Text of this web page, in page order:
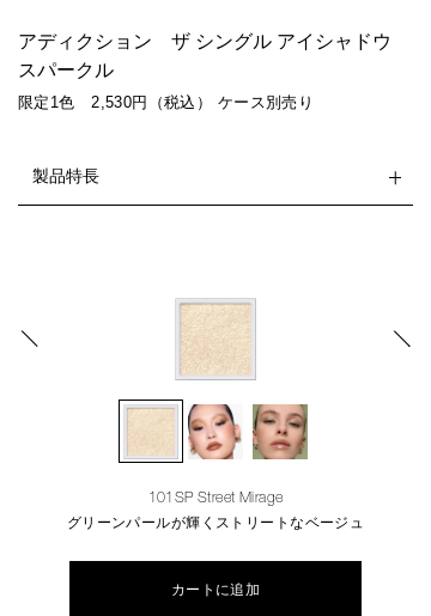
アディクション ザ シングル アイシャドウ
スパークル
限定1色 2,530円（税込） ケース別売り
製品特長
101SP Street Mirage
グリーンパールが輝くストリートなベージュ
カートに追加